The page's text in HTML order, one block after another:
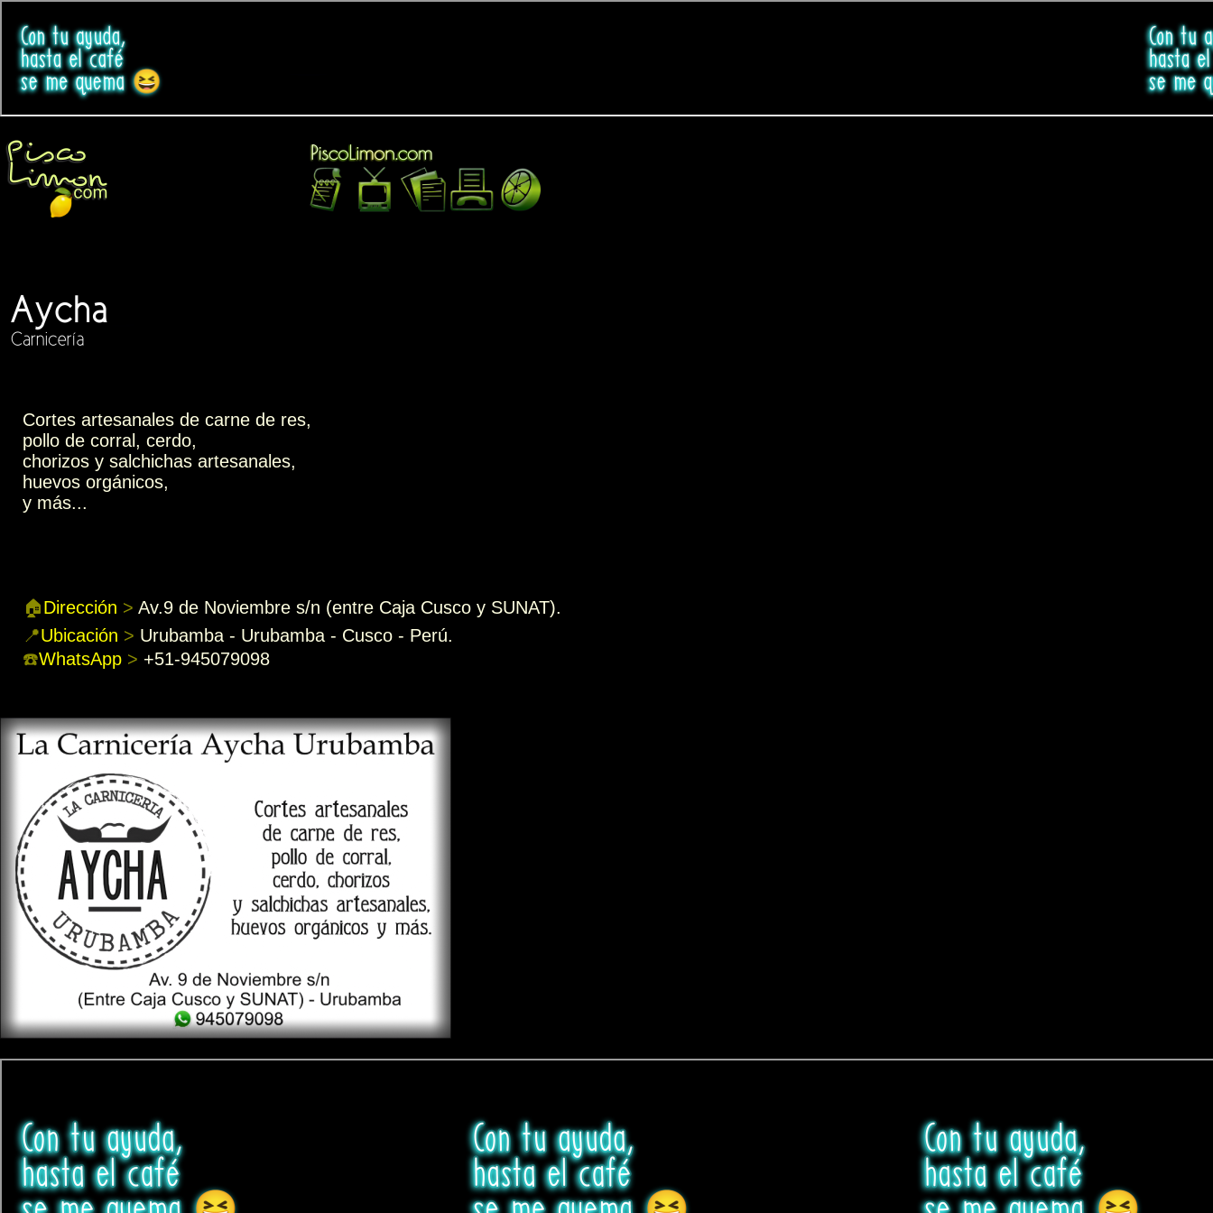
Cortes artesanales de carne de res,
pollo de corral, cerdo,
chorizos y salchichas artesanales,
huevos orgánicos,
y más...
🏠Dirección > Av.9 de Noviembre s/n (entre Caja Cusco y SUNAT).
📍Ubicación > Urubamba - Urubamba - Cusco - Perú.
☎️WhatsApp > +51-945079098